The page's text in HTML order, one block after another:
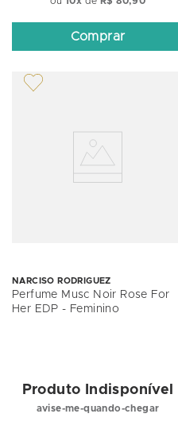
Comprar
NARCISO RODRIGUEZ
Perfume Musc Noir Rose For
Her EDP - Feminino
Produto Indisponível
avise-me-quando-chegar